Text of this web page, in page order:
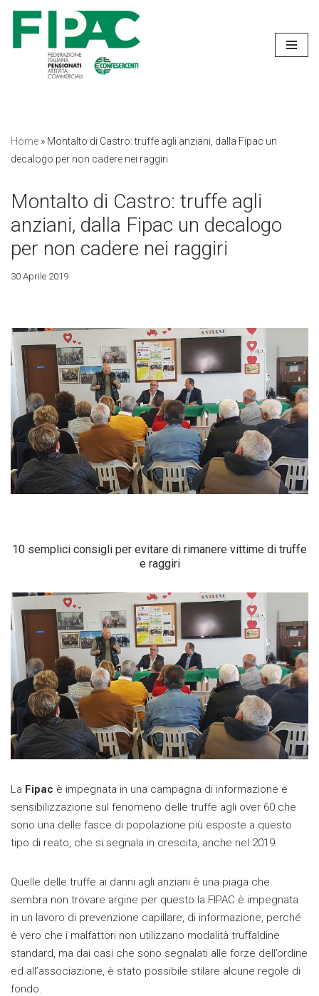
Vai
contenuto
Home » Montalto di Castro: truffe agli anziani, dalla Fipac un
decalogo per non cadere nei raggiri
Montalto di Castro: truffe agli
anziani, dalla Fipac un decalogo
per non cadere nei raggiri
30 Aprile 2019
10 semplici consigli per evitare di rimanere vittime di truffe
e raggiri
La Fipac è impegnata in una campagna di informazione e
sensibilizzazione sul fenomeno delle truffe agli over 60 che
sono una delle fasce di popolazione più esposte a questo
tipo di reato, che si segnala in crescita, anche nel 2019.
Quelle delle truffe ai danni agli anziani è una piaga che
sembra non trovare argine per questo la FIPAC è impegnata
in un lavoro di prevenzione capillare, di informazione, perché
è vero che i malfattori non utilizzano modalità truffaldine
standard, ma dai casi che sono segnalati alle forze dell’ordine
ed all’associazione, è stato possibile stilare alcune regole di
fondo.